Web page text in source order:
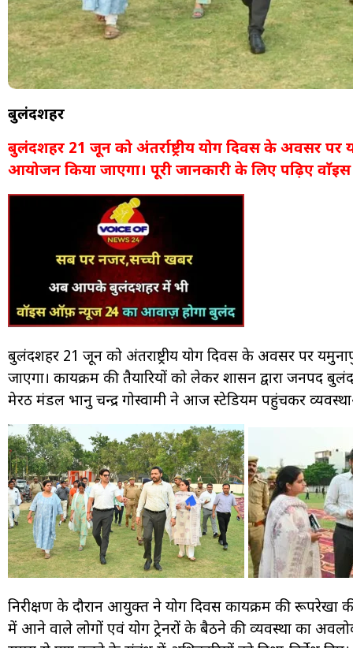
बुलंदशहर
बुलंदशहर 21 जून को अंतर्राष्ट्रीय योग दिवस के अवसर पर
आयोजन किया जाएगा। पूरी जानकारी के लिए पढ़िए
बुलंदशहर 21 जून को अंतर्राष्ट्रीय योग दिवस के अवसर पर
जाएगा। कार्यक्रम की तैयारियों को लेकर शासन द्वारा जनपद
मेरठ मंडल भानु चन्द्र गोस्वामी ने आज स्टेडियम पहुंचकर
निरीक्षण के दौरान आयुक्त ने योग दिवस कार्यक्रम की रूपरेखा
में आने वाले लोगों एवं योग ट्रेनरों के बैठने की व्यवस्था का